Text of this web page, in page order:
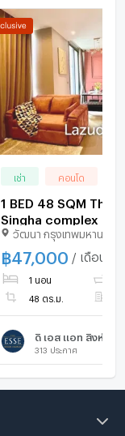
เช่า คอนโด
1 BED 48 SQM The
Singha complex for
วัฒนา กรุงเทพมหานคร
฿ 47,000 / เดือน
1 นอน
48 ตร.ม.
ดิ เอส แอท สิงห์ คอ
313 ประกาศ